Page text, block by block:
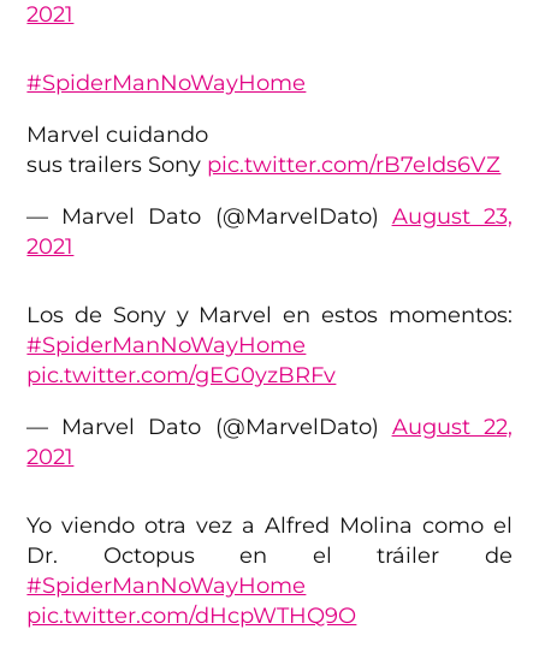
2021
#SpiderManNoWayHome
Marvel cuidando
sus trailers Sony pic.twitter.com/rB7eIds6VZ
— Marvel Dato (@MarvelDato) August 23,
2021
Los de Sony y Marvel en estos momentos:
#SpiderManNoWayHome
pic.twitter.com/gEG0yzBRFv
— Marvel Dato (@MarvelDato) August 22,
2021
Yo viendo otra vez a Alfred Molina como el
Dr. Octopus en el tráiler de
#SpiderManNoWayHome
pic.twitter.com/dHcpWTHQ9O